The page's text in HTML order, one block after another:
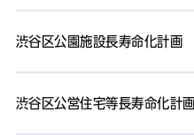
渋谷区公園施設長寿命化計画
渋谷区公営住宅等長寿命化計画